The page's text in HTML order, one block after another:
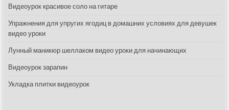
f
r
:
Видеоурок красивое соло на гитаре
Упражнения для упругих ягодиц в домашних условиях для девушек
видео уроки
Лунный маникюр шеллаком видео уроки для начинающих
Видеоурок зарапин
Укладка плитки видеоурок